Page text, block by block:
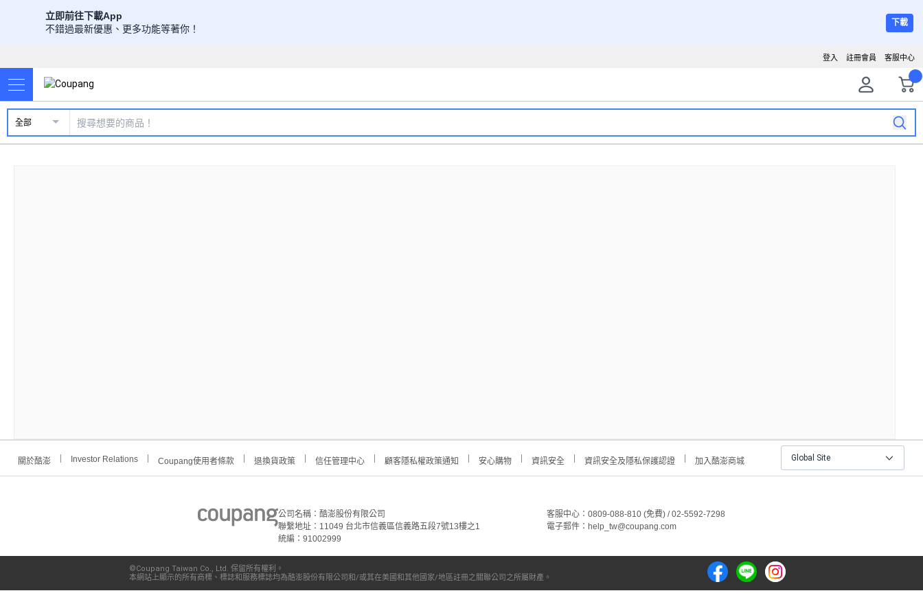
立即前往下載App
不錯過最新優惠、更多功能等著你！
下載
客服中心
註冊會員
登入
全部
關於酷澎 Investor Relations Coupang使用者條款 退換貨政策 信任管理中心 顧客隱私權政策通知 安心購物 資訊安全 資訊安全及隱私保護認證 加入酷澎商城 Global Site
公司名稱：酷澎股份有限公司
聯繫地址：11049 台北市信義區信義路五段7號13樓之1
統編：91002999
客服中心：0809-088-810 (免費) / 02-5592-7298
電子郵件：help_tw@coupang.com
©Coupang Taiwan Co., Ltd. 保留所有權利。
本網站上顯示的所有商標、標誌和服務標誌均為酷澎股份有限公司和/或其在美國和其他國家/地區註冊之關聯公司之所屬財產。